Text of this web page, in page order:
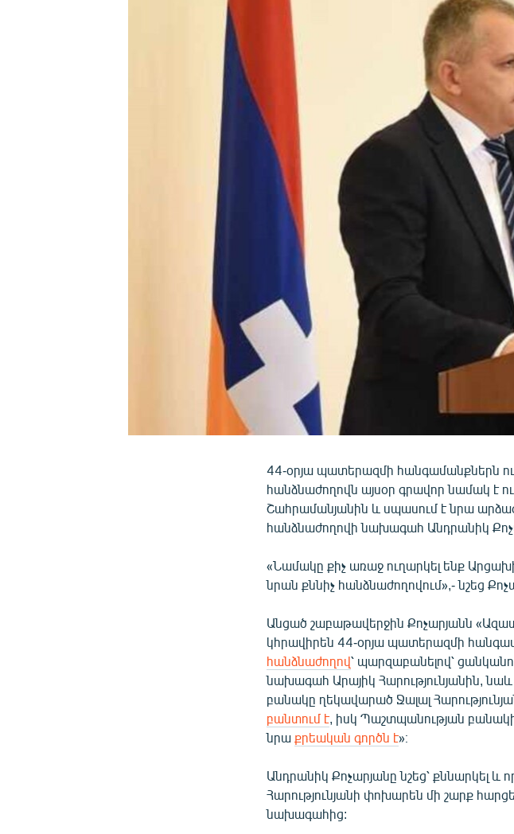
44-օրյա պատերազմի հանգամանքներն
հանձնաժողովն այսօր գրավոր նամակ է
Շահրամանյանին և սպասում է նրա
հանձնաժողովի նախագահ Անդրանիկ
«Նամակը քիչ առաջ ուղարկել ենք
նրան քննիչ հանձնաժողովում»,- նշեց
Անցած շաբաթավերջին Քոչարյանն
կհրավիրեն 44-օրյա պատերազմի
հանձնաժողով՝ պարզաբանելով՝
նախագահ Արայիկ Հարությունյանին,
բանակը ղեկավարած Ջալալ
բանտում է, իսկ Պաշտպանության
նրա քրեական գործն է»։
Անդրանիկ Քոչարյանը նշեց՝ քննարկել և
Հարությունյանի փոխարեն մի շարք
նախագահից: